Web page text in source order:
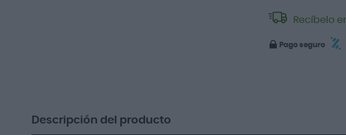
Recíbelo
Pago seguro
Descripción del producto